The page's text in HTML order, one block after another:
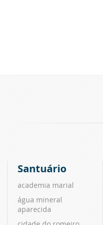
Santuário
academia marial
água mineral
aparecida